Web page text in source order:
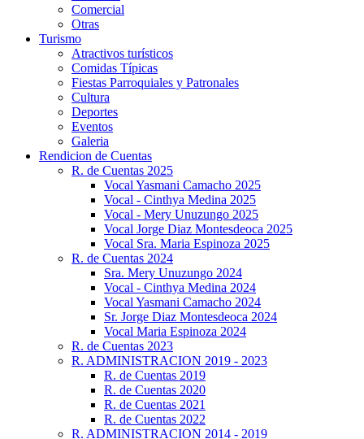
Comercial
Otras
Turismo
Atractivos turísticos
Comidas Típicas
Fiestas Parroquiales y Patronales
Cultura
Deportes
Eventos
Galeria
Rendicion de Cuentas
R. de Cuentas 2025
Vocal Yasmani Camacho 2025
Vocal - Cinthya Medina 2025
Vocal - Mery Unuzungo 2025
Vocal Jorge Diaz Montesdeoca 2025
Vocal Sra. Maria Espinoza 2025
R. de Cuentas 2024
Sra. Mery Unuzungo 2024
Vocal - Cinthya Medina 2024
Vocal Yasmani Camacho 2024
Sr. Jorge Diaz Montesdeoca 2024
Vocal Maria Espinoza 2024
R. de Cuentas 2023
R. ADMINISTRACION 2019 - 2023
R. de Cuentas 2019
R. de Cuentas 2020
R. de Cuentas 2021
R. de Cuentas 2022
R. ADMINISTRACION 2014 - 2019